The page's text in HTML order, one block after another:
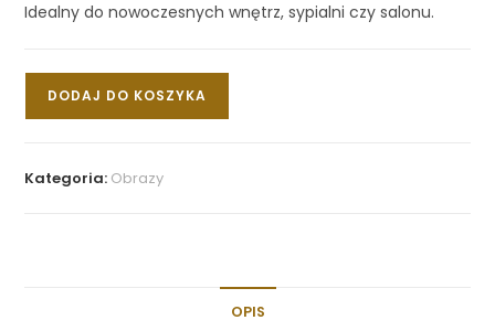
Idealny do nowoczesnych wnętrz, sypialni czy salonu.
DODAJ DO KOSZYKA
Kategoria: Obrazy
OPIS